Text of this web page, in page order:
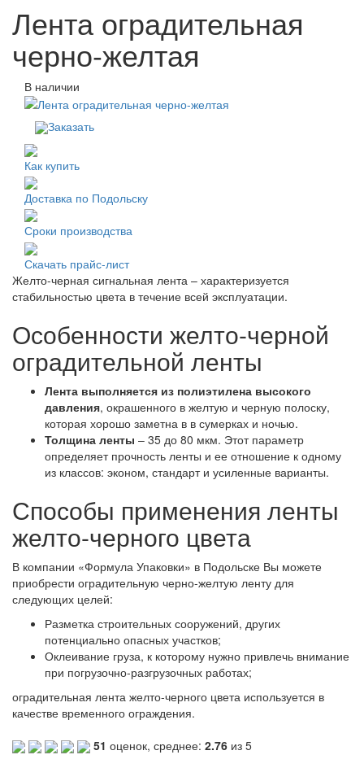
Лента оградительная
черно-желтая
В наличии
Заказать
Как купить
Доставка по Подольску
Сроки производства
Скачать прайс-лист
Желто-черная сигнальная лента – характеризуется
стабильностью цвета в течение всей эксплуатации.
Особенности желто-черной
оградительной ленты
Лента выполняется из полиэтилена высокого
давления, окрашенного в желтую и черную полоску,
которая хорошо заметна в в сумерках и ночью.
Толщина ленты – 35 до 80 мкм. Этот параметр
определяет прочность ленты и ее отношение к одному
из классов: эконом, стандарт и усиленные варианты.
Способы применения ленты
желто-черного цвета
В компании «Формула Упаковки» в Подольске Вы можете
приобрести оградительную черно-желтую ленту для
следующих целей:
Разметка строительных сооружений, других
потенциально опасных участков;
Оклеивание груза, к которому нужно привлечь внимание
при погрузочно-разгрузочных работах;
оградительная лента желто-черного цвета используется в
качестве временного ограждения.
51 оценок, среднее: 2.76 из 5